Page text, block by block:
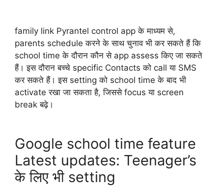
family link Pyrantel control app के माध्यम से,
parents schedule करने के साथ चुनाव भी कर सकते हैं कि
school time के दौरान कौन से app assess किए जा सकते
हैं। इस दौरान बच्चे specific Contacts को call या SMS
कर सकते हैं। इस setting को school time के बाद भी
activate रखा जा सकता है, जिससे focus या screen
break बढ़े।
Google school time feature
Latest updates: Teenager’s
के लिए भी setting